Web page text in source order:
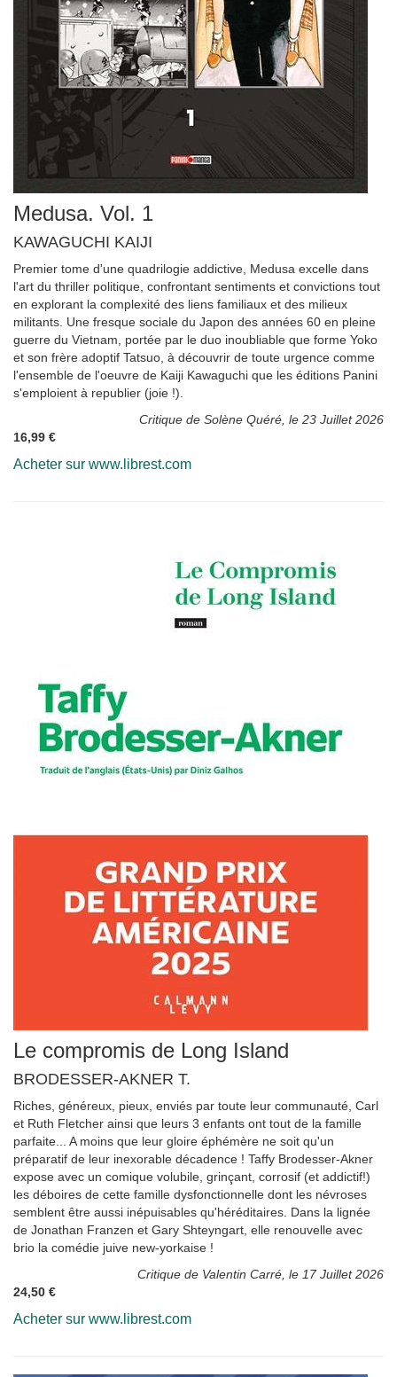
Medusa. Vol. 1
KAWAGUCHI KAIJI
Premier tome d'une quadrilogie addictive, Medusa excelle dans
l'art du thriller politique, confrontant sentiments et convictions tout
en explorant la complexité des liens familiaux et des milieux
militants. Une fresque sociale du Japon des années 60 en pleine
guerre du Vietnam, portée par le duo inoubliable que forme Yoko
et son frère adoptif Tatsuo, à découvrir de toute urgence comme
l'ensemble de l'oeuvre de Kaiji Kawaguchi que les éditions Panini
s'emploient à republier (joie !).
Critique de Solène Quéré, le 23 Juillet 2026
16,99 €
Acheter sur www.librest.com
Le compromis de Long Island
BRODESSER-AKNER T.
Riches, généreux, pieux, enviés par toute leur communauté, Carl
et Ruth Fletcher ainsi que leurs 3 enfants ont tout de la famille
parfaite... A moins que leur gloire éphémère ne soit qu'un
préparatif de leur inexorable décadence ! Taffy Brodesser-Akner
expose avec un comique volubile, grinçant, corrosif (et addictif!)
les déboires de cette famille dysfonctionnelle dont les névroses
semblent être aussi inépuisables qu'héréditaires. Dans la lignée
de Jonathan Franzen et Gary Shteyngart, elle renouvelle avec
brio la comédie juive new-yorkaise !
Critique de Valentin Carré, le 17 Juillet 2026
24,50 €
Acheter sur www.librest.com